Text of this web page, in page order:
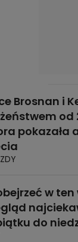
Brosnan i
od
pokazała
w ten
do